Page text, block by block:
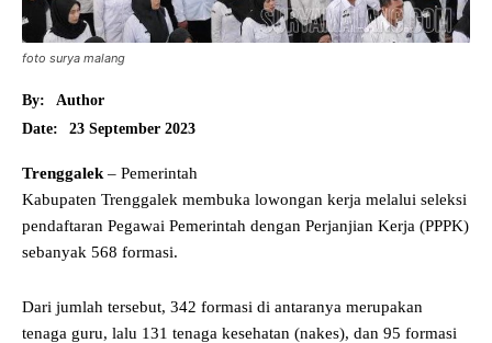
foto surya malang
By:
Author
Date:
23 September 2023
Trenggalek – Pemerintah
Kabupaten Trenggalek membuka lowongan kerja melalui seleksi
pendaftaran Pegawai Pemerintah dengan Perjanjian Kerja (PPPK)
sebanyak 568 formasi.
Dari jumlah tersebut, 342 formasi di antaranya merupakan
tenaga guru, lalu 131 tenaga kesehatan (nakes), dan 95 formasi